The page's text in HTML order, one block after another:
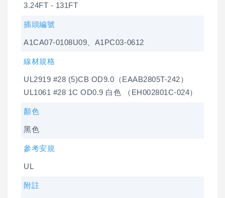
3.24FT - 131FT
插頭編號
A1CA07-0108U09、A1PC03-0612
線材規格
UL2919 #28 (5)CB OD9.0（EAAB2805T-242）
UL1061 #28 1C OD0.9 白色 （EH002801C-024）
顏色
黑色
參考安規
UL
附註